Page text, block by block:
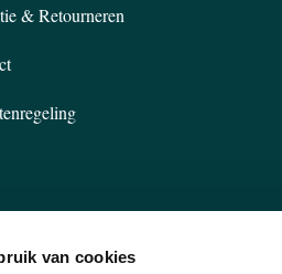
van cookies
& Retourneren